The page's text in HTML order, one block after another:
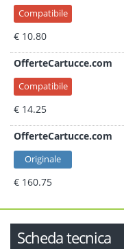
Compatibile
€ 10.80
OfferteCartucce.com
Compatibile
€ 14.25
OfferteCartucce.com
Originale
€ 160.75
Scheda tecnica